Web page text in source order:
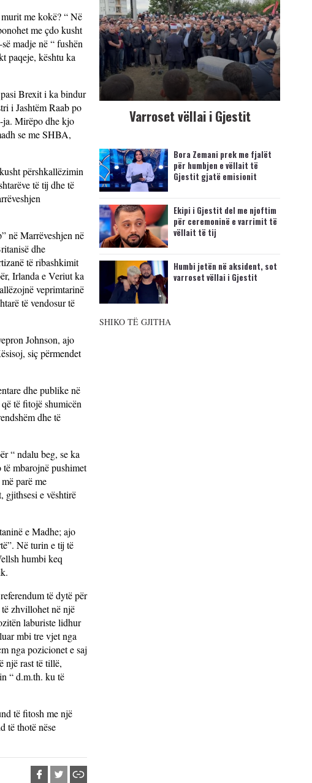
me kokë? “ Në
me çdo kusht
madje në “ fushën
paqeje, kështu ka
Brexit i ka bindur
i Jashtëm Raab po
ja. Mirëpo dhe kjo
se me SHBA,
përshkallëzimin
të tij dhe të
në Marrëveshjen në
dhe
të ribashkimit
Irlanda e Veriut ka
veprimtarinë
të vendosur të
Johnson, ajo
siç përmendet
dhe publike në
të fitojë shumicën
dhe të
“ ndalu beg, se ka
të mbarojnë pushimet
parë me
gjithsesi e vështirë
e Madhe; ajo
Në turin e tij të
humbi keq
të dytë për
zhvillohet në një
laburiste lidhur
mbi tre vjet nga
nga pozicionet e saj
një rast të tillë,
“ d.m.th. ku të
të fitosh me një
të thotë nëse
Varroset vëllai i Gjestit
Bora Zemani prek me fjalët
për humbjen e vëllait të
Gjestit gjatë emisionit
Ekipi i Gjestit del me njoftim
për ceremoninë e varrimit të
vëllait të tij
Humbi jetën në aksident, sot
varroset vëllai i Gjestit
SHIKO TË GJITHA